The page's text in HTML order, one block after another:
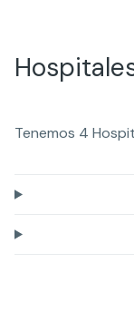
Tenemos 4